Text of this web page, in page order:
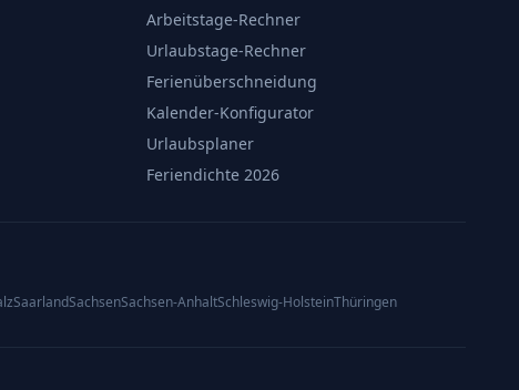
Arbeitstage-Rechner
Urlaubstage-Rechner
Ferienüberschneidung
Kalender-Konfigurator
Urlaubsplaner
Feriendichte 2026
SaarlandSachsenSachsen-AnhaltSchleswig-HolsteinThüringen